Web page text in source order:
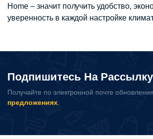
Home – значит получить удобство,
уверенность в каждой настройке
Подпишитесь На
Получайте по электронной почте
предложениях.